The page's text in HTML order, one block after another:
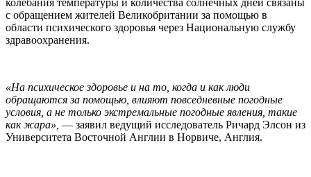
с обращением жителей Великобритании за помощью в
области психического здоровья через Национальную службу
здравоохранения.
«На психическое здоровье и на то, когда и как люди
обращаются за помощью, влияют повседневные погодные
условия, а не только экстремальные погодные явления, такие
как жара», — заявил ведущий исследователь Ричард Элсон из
Университета Восточной Англии в Норвиче, Англия.